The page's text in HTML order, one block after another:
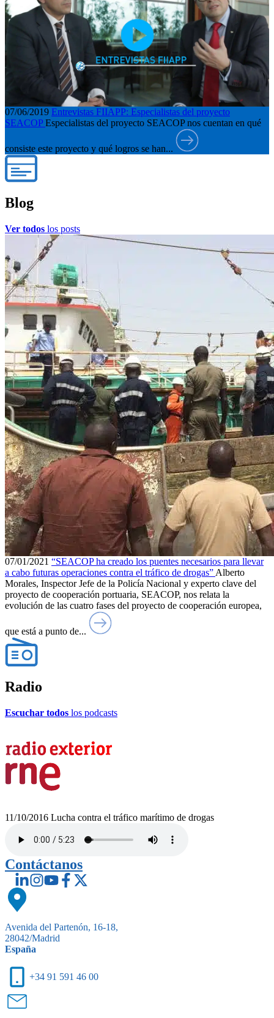
07/06/2019 Entrevistas FIIAPP: Especialistas del proyecto
SEACOP Especialistas del proyecto SEACOP nos cuentan en qué
consiste este proyecto y qué logros se han...
Blog
Ver todos los posts
07/01/2021 “SEACOP ha creado los puentes necesarios para llevar
a cabo futuras operaciones contra el tráfico de drogas” Alberto
Morales, Inspector Jefe de la Policía Nacional y experto clave del
proyecto de cooperación portuaria, SEACOP, nos relata la
evolución de las cuatro fases del proyecto de cooperación europea,
que está a punto de...
Radio
Escuchar todos los podcasts
11/10/2016 Lucha contra el tráfico marítimo de drogas
Contáctanos
Avenida del Partenón, 16-18,
28042/Madrid
España
+34 91 591 46 00